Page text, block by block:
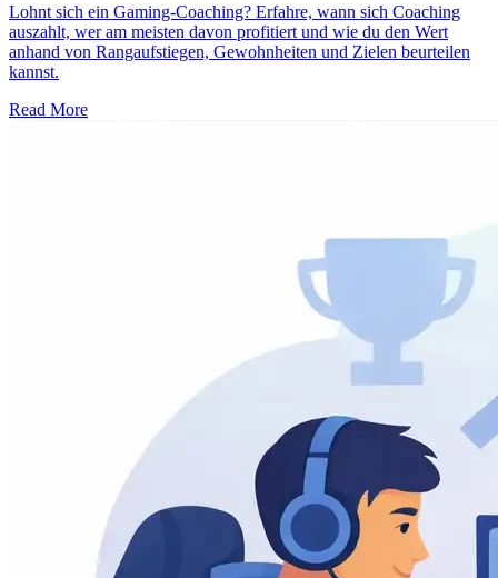
Lohnt sich ein Gaming-Coaching? Erfahre, wann sich Coaching
auszahlt, wer am meisten davon profitiert und wie du den Wert
anhand von Rangaufstiegen, Gewohnheiten und Zielen beurteilen
kannst.
Read More